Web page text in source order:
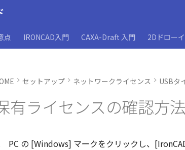
点 IRONCAD入門 CAXA-Draft 入門 2Dドロー
セットアップ ネットワークライセンス USBタ
有ライセンスの確認方
PC の [Windows] マークをクリックし、